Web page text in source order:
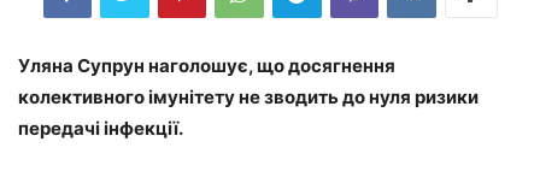
Уляна Супрун наголошує, що досягнення
колективного імунітету не зводить до нуля ризики
передачі інфекції.